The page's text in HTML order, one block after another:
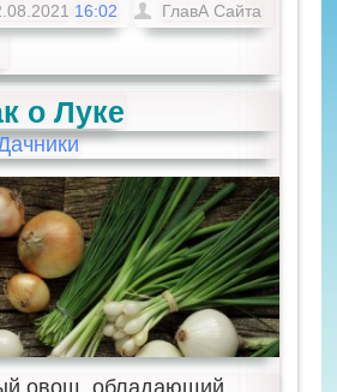
16:02 ГлавА Сайта
о Луке